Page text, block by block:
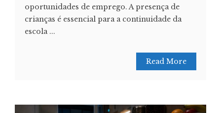
oportunidades de emprego. A presença de
crianças é essencial para a continuidade da
escola ...
Read More